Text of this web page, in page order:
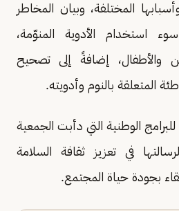
المختلفة، وبيان المخاطر
استخدام الأدوية المنوّمة،
والأطفال، إضافةً إلى تصحيح
المتعلقة بالنوم وأدويته.
الوطنية التي دأبت الجمعية
في تعزيز ثقافة السلامة
بجودة حياة المجتمع.